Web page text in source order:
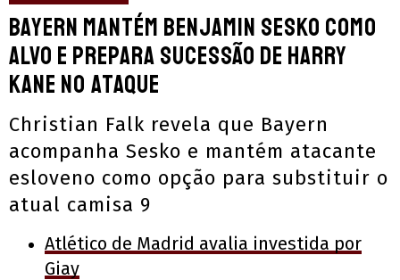
Bayern mantém Benjamin Sesko como
alvo e prepara sucessão de Harry
Kane no ataque
Christian Falk revela que Bayern
acompanha Sesko e mantém atacante
esloveno como opção para substituir o
atual camisa 9
Atlético de Madrid avalia investida por
Giay